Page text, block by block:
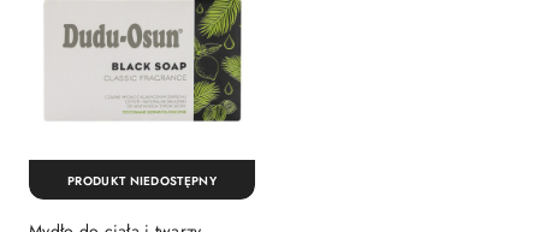
PRODUKT NIEDOSTĘPNY